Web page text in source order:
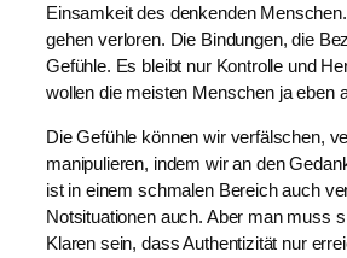
Einsamkeit des denkenden
gehen verloren. Die Bindungen, die
Gefühle. Es bleibt nur Kontrolle und
wollen die meisten Menschen ja eben
Die Gefühle können wir verfälschen,
manipulieren, indem wir an den
ist in einem schmalen Bereich auch
Notsituationen auch. Aber man muss
Klaren sein, dass Authentizität nur